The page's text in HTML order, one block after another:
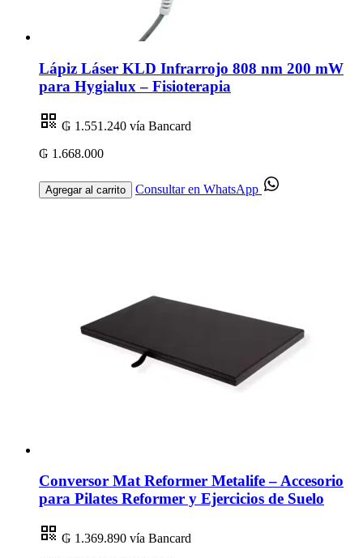
Lápiz Láser KLD Infrarrojo 808 nm 200 mW
para Hygialux – Fisioterapia
₲ 1.551.240 vía Bancard
₲ 1.668.000
Agregar al carrito Consultar en WhatsApp
Conversor Mat Reformer Metalife – Accesorio
para Pilates Reformer y Ejercicios de Suelo
₲ 1.369.890 vía Bancard